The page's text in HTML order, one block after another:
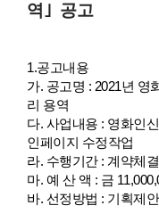
역｣ 공고
1.공고내용
가. 공고명 : 2021년 영
리 용역
다. 사업내용 : 영화인
인페이지 수정작업
라. 수행기간 : 계약체
마. 예 산 액 : 금
바. 선정방법 : 기획제